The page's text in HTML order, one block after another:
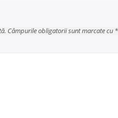
Câmpurile obligatorii sunt marcate cu *